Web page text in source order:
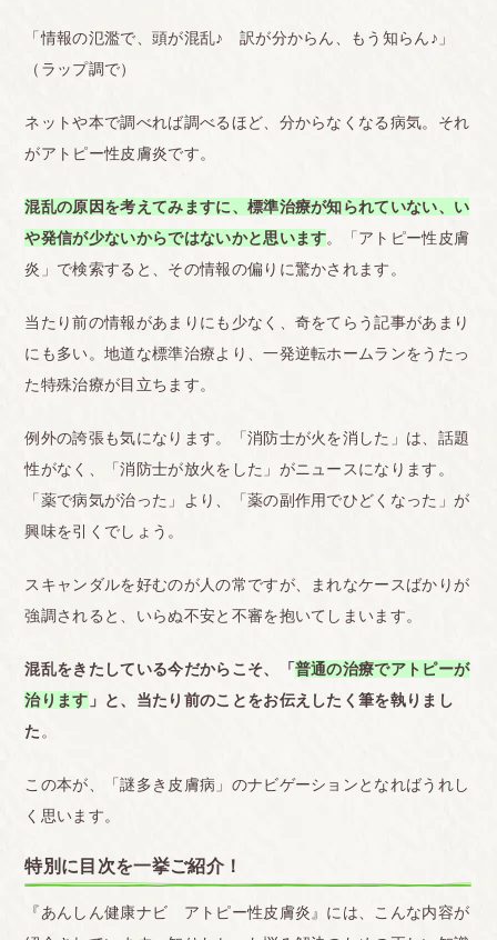
「情報の氾濫で、頭が混乱♪ 訳が分からん、もう知らん♪」
（ラップ調で）
ネットや本で調べれば調べるほど、分からなくなる病気。それ
がアトピー性皮膚炎です。
混乱の原因を考えてみますに、標準治療が知られていない、い
や発信が少ないからではないかと思います。「アトピー性皮膚
炎」で検索すると、その情報の偏りに驚かされます。
当たり前の情報があまりにも少なく、奇をてらう記事があまり
にも多い。地道な標準治療より、一発逆転ホームランをうたっ
た特殊治療が目立ちます。
例外の誇張も気になります。「消防士が火を消した」は、話題
性がなく、「消防士が放火をした」がニュースになります。
「薬で病気が治った」より、「薬の副作用でひどくなった」が
興味を引くでしょう。
スキャンダルを好むのが人の常ですが、まれなケースばかりが
強調されると、いらぬ不安と不審を抱いてしまいます。
混乱をきたしている今だからこそ、「普通の治療でアトピーが
治ります 」と、当たり前のことをお伝えしたく筆を執りまし
た 。
この本が、「謎多き皮膚病」のナビゲーションとなればうれし
く思います。
特別に目次を一挙ご紹介！
『あんしん健康ナビ アトピー性皮膚炎』には、こんな内容が